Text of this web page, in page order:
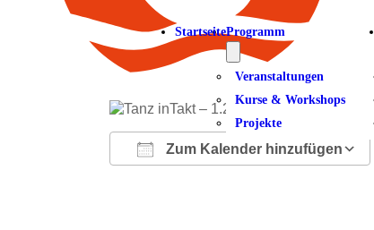
StartseiteProgramm
Veranstaltungen
Kurse & Workshops
Projekte
Zum Kalender hinzufügen